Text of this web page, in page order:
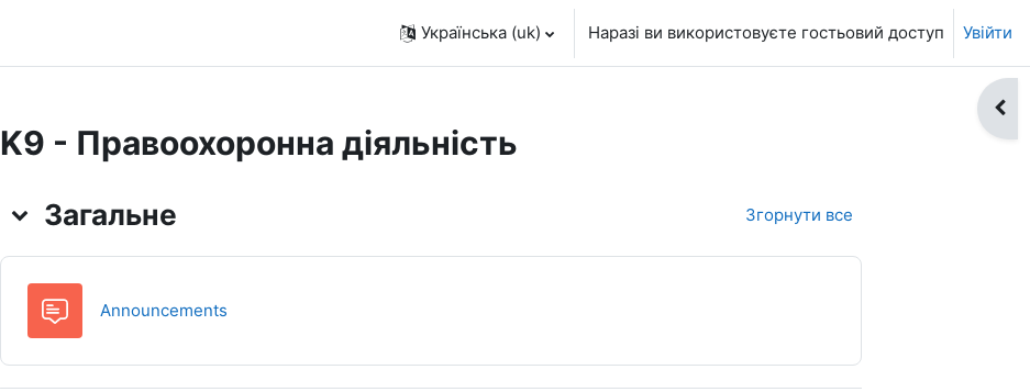
Українська ‎(uk)‎ Наразі ви використовуєте гостьовий доступ Увійти
K9 - Правоохоронна діяльність
Структура за темами
Загальне Згорнути все
AnnouncementsФорум